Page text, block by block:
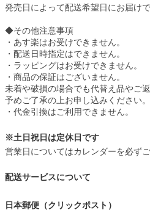
発売日によって配送希望日にお届け
◆その他注意事項
・あす楽はお受けできません。
・配送日時指定はできません。
・ラッピングはお受けできません。
・商品の保証はございません。
未着や破損の場合でも代替え品やご
予めご了承の上お申し込みください。
・代金引換はご利用できません。
※土日祝日は定休日です
営業日についてはカレンダーを必ずご
配送サービスについて
日本郵便（クリックポスト）